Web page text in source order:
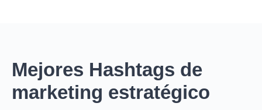
Mejores Hashtags de
marketing estratégico